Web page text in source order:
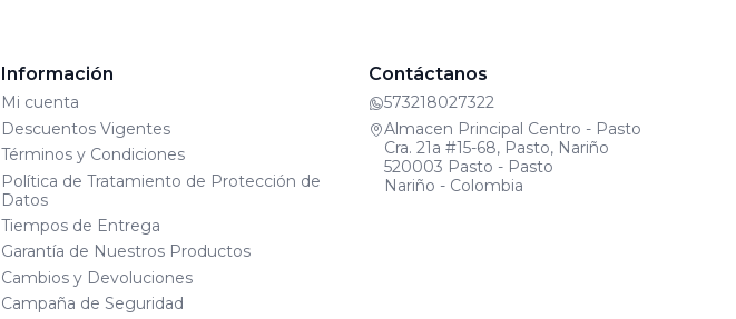
Información
Mi cuenta
Descuentos Vigentes
Términos y Condiciones
Política de Tratamiento de Protección de
Datos
Tiempos de Entrega
Garantía de Nuestros Productos
Cambios y Devoluciones
Campaña de Seguridad
Contáctanos
573218027322
Almacen Principal Centro - Pasto
Cra. 21a #15-68, Pasto, Nariño
520003 Pasto - Pasto
Nariño - Colombia